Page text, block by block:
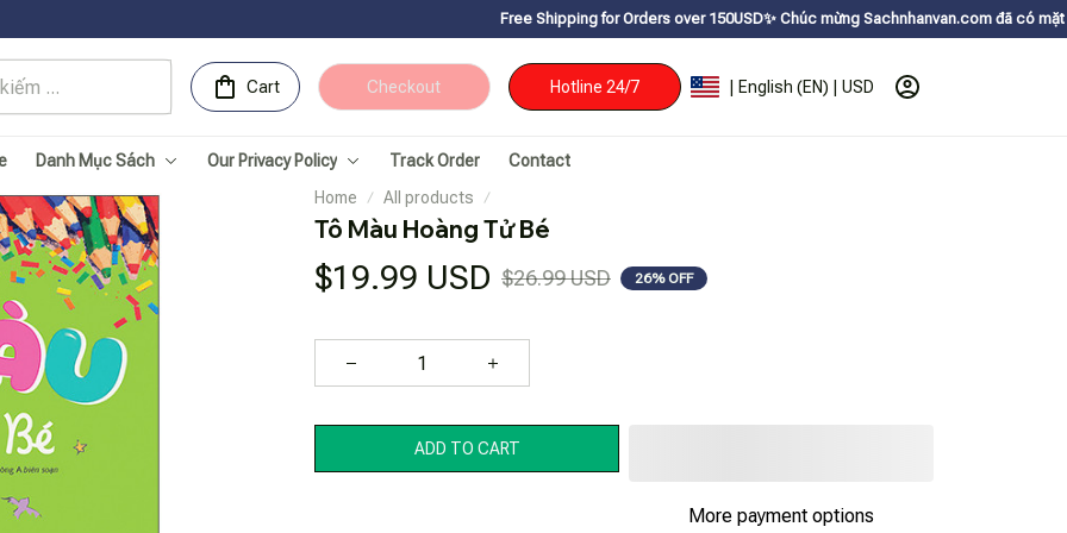
Free Shipping for Orders over 150USDㅤ✨ Chúc mừng Sachnhanvan.com đã có mặt hơn 200 quốc
Cart Checkout Hotline 24/7 | English (EN) | USD
Danh Mục Sách Our Privacy Policy Track Order
Contact
Home
All products
Tô Màu Hoàng Tử Bé
$19.99 USD $26.99 USD 26% OFF
ADD TO CART
More payment options